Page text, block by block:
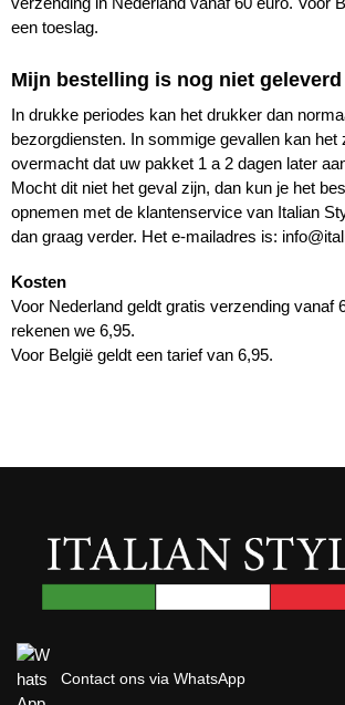
een toeslag.
Mijn bestelling is nog niet geleverd
In drukke periodes kan het drukker dan
bezorgdiensten. In sommige gevallen kan het
overmacht dat uw pakket 1 a 2 dagen later
Mocht dit niet het geval zijn, dan kun je het
opnemen met de klantenservice van Italian
dan graag verder. Het e-mailadres is:
Kosten
Voor Nederland geldt gratis verzending vanaf
rekenen we 6,95.
Voor België geldt een tarief van 6,95.
Contact ons via WhatsApp